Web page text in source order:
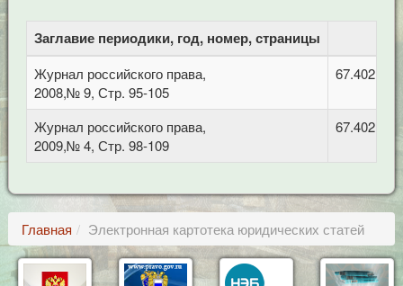
Заглавие периодики, год, номер, страницы
Журнал российского права,
2008,№ 9, Стр. 95-105
67.402
Журнал российского права,
2009,№ 4, Стр. 98-109
67.402
Главная Электронная картотека юридических статей